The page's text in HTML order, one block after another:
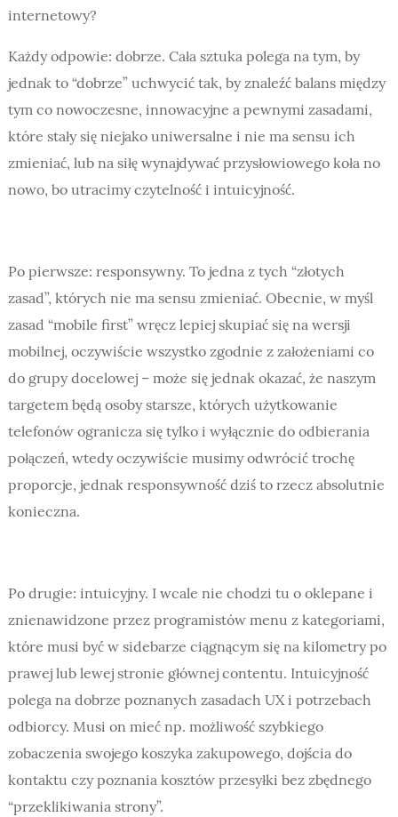
internetowy?
Każdy odpowie: dobrze. Cała sztuka polega na tym, by
jednak to “dobrze” uchwycić tak, by znaleźć balans między
tym co nowoczesne, innowacyjne a pewnymi zasadami,
które stały się niejako uniwersalne i nie ma sensu ich
zmieniać, lub na siłę wynajdywać przysłowiowego koła no
nowo, bo utracimy czytelność i intuicyjność.
Po pierwsze: responsywny. To jedna z tych “złotych
zasad”, których nie ma sensu zmieniać. Obecnie, w myśl
zasad “mobile first” wręcz lepiej skupiać się na wersji
mobilnej, oczywiście wszystko zgodnie z założeniami co
do grupy docelowej – może się jednak okazać, że naszym
targetem będą osoby starsze, których użytkowanie
telefonów ogranicza się tylko i wyłącznie do odbierania
połączeń, wtedy oczywiście musimy odwrócić trochę
proporcje, jednak responsywność dziś to rzecz absolutnie
konieczna.
Po drugie: intuicyjny. I wcale nie chodzi tu o oklepane i
znienawidzone przez programistów menu z kategoriami,
które musi być w sidebarze ciągnącym się na kilometry po
prawej lub lewej stronie głównej contentu. Intuicyjność
polega na dobrze poznanych zasadach UX i potrzebach
odbiorcy. Musi on mieć np. możliwość szybkiego
zobaczenia swojego koszyka zakupowego, dojścia do
kontaktu czy poznania kosztów przesyłki bez zbędnego
“przeklikiwania strony”.